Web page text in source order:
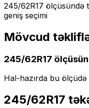
245/62R17 ölçüsündə
geniş seçimi
Mövcud
245/62R17
Hal-hazırda bu
245/62R17